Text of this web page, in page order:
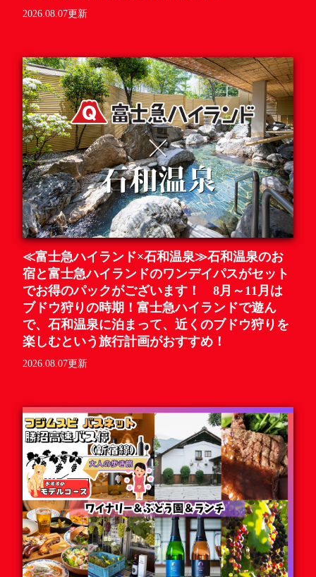
2026.08.07更新
≪富士急ハイランド×石和温泉≫石和温泉のお
宿と富士急ハイランドのワンデイパスがセット
でお得のパックがございます！ 8月～11月は
ブドウ狩りの時期！富士急ハイランドで遊ん
で、石和温泉に泊まって、近くのブドウ狩りを
楽しむという旅行計画がおすすめ！
2026.08.07更新